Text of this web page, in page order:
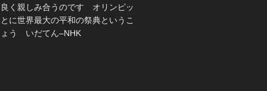
く親しみ合うのです オリンピッ
に世界最大の平和の祭典というこ
ょう いだてん–NHK